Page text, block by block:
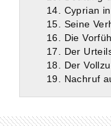
14. Cyprian
15. Seine
17. Der
18. Der